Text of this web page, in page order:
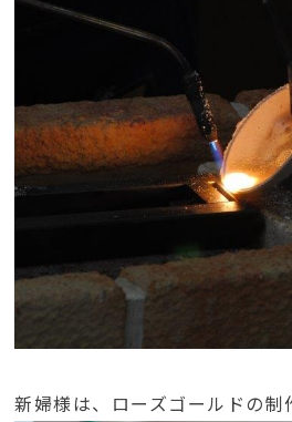
新婦様は、ローズゴールドの制